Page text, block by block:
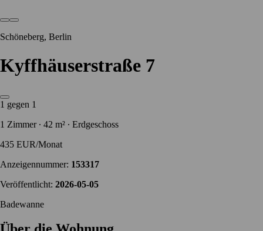
Schöneberg, Berlin
Kyffhäuserstraße 7
1 gegen 1
1 Zimmer ∙ 42 m² ∙ Erdgeschoss
435 EUR/Monat
Anzeigennummer: 153317
Veröffentlicht: 2026-05-05
Badewanne